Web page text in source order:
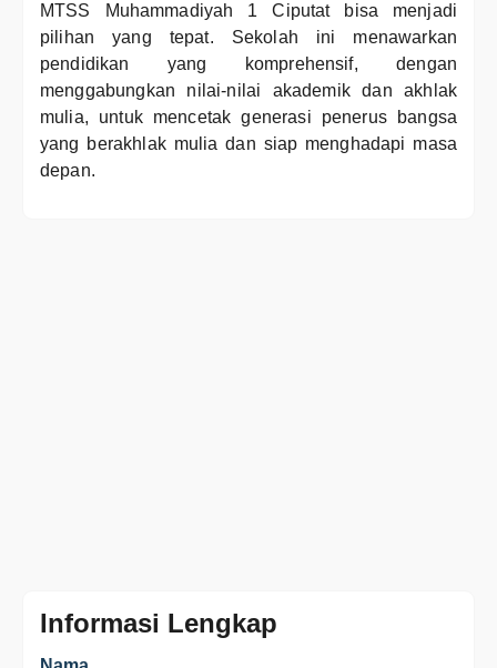
MTSS Muhammadiyah 1 Ciputat bisa menjadi
pilihan yang tepat. Sekolah ini menawarkan
pendidikan yang komprehensif, dengan
menggabungkan nilai-nilai akademik dan akhlak
mulia, untuk mencetak generasi penerus bangsa
yang berakhlak mulia dan siap menghadapi masa
depan.
Informasi Lengkap